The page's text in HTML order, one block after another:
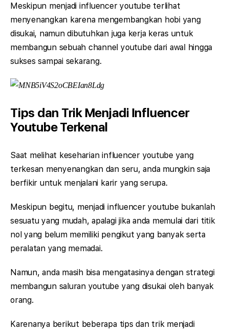
Meskipun menjadi influencer youtube terlihat
menyenangkan karena mengembangkan hobi yang
disukai, namun dibutuhkan juga kerja keras untuk
membangun sebuah channel youtube dari awal hingga
sukses sampai sekarang.
Tips dan Trik Menjadi Influencer
Youtube Terkenal
Saat melihat keseharian influencer youtube yang
terkesan menyenangkan dan seru, anda mungkin saja
berfikir untuk menjalani karir yang serupa.
Meskipun begitu, menjadi influencer youtube bukanlah
sesuatu yang mudah, apalagi jika anda memulai dari titik
nol yang belum memiliki pengikut yang banyak serta
peralatan yang memadai.
Namun, anda masih bisa mengatasinya dengan strategi
membangun saluran youtube yang disukai oleh banyak
orang.
Karenanya berikut beberapa tips dan trik menjadi